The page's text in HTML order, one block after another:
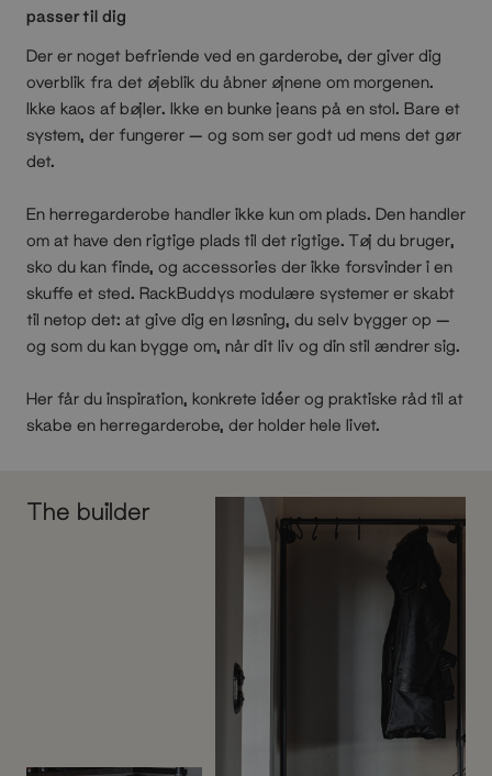
passer til dig
Der er noget befriende ved en garderobe, der giver dig
overblik fra det øjeblik du åbner øjnene om morgenen.
Ikke kaos af bøjler. Ikke en bunke jeans på en stol. Bare et
system, der fungerer — og som ser godt ud mens det gør
det.
En herregarderobe handler ikke kun om plads. Den handler
om at have den rigtige plads til det rigtige. Tøj du bruger,
sko du kan finde, og accessories der ikke forsvinder i en
skuffe et sted. RackBuddys modulære systemer er skabt
til netop det: at give dig en løsning, du selv bygger op —
og som du kan bygge om, når dit liv og din stil ændrer sig.
Her får du inspiration, konkrete idéer og praktiske råd til at
skabe en herregarderobe, der holder hele livet.
The builder